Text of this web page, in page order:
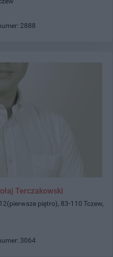
2888
Terczakowski
piętro), 83-110 Tczew,
3064